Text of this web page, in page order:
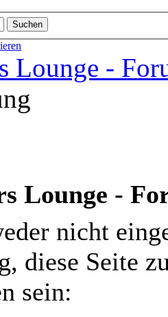
Lounge -
Lounge -
nicht
diese Seite
sein: